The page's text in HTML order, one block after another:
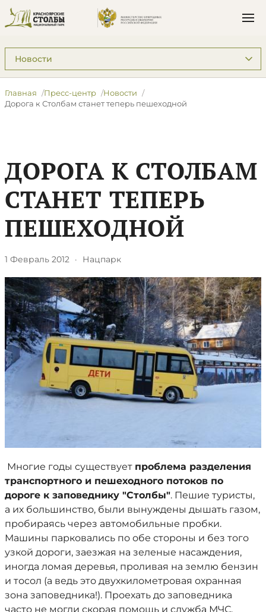
Подразделы: Пресс-центр
Главная Пресс-центр
Новости
Дорога к Столбам станет теперь пешеходной
ДОРОГА К СТОЛБАМ
СТАНЕТ ТЕПЕРЬ
ПЕШЕХОДНОЙ
1 Февраль 2012 · Нацпарк
Многие годы существует проблема разделения
транспортного и пешеходного потоков по
дороге к заповеднику "Столбы". Пешие туристы,
а их большинство, были вынуждены дышать газом,
пробираясь через автомобильные пробки.
Машины парковались по обе стороны и без того
узкой дороги, заезжая на зеленые насаждения,
иногда ломая деревья, проливая на землю бензин
и тосол (а ведь это двухкилометровая охранная
зона заповедника!). Проехать до заповедника
часто не могли скорая помощь и служба МЧС.